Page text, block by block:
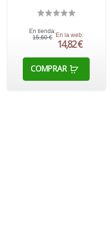
En tienda:
15,60 €
En la web:
14,82 €
COMPRAR